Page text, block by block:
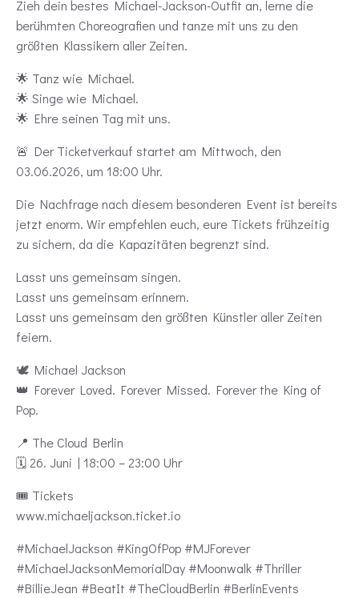
Zieh dein bestes Michael-Jackson-Outfit an, lerne die
berühmten Choreografien und tanze mit uns zu den
größten Klassikern aller Zeiten.
🌟 Tanz wie Michael.
🌟 Singe wie Michael.
🌟 Ehre seinen Tag mit uns.
🚨 Der Ticketverkauf startet am Mittwoch, den
03.06.2026, um 18:00 Uhr.
Die Nachfrage nach diesem besonderen Event ist bereits
jetzt enorm. Wir empfehlen euch, eure Tickets frühzeitig
zu sichern, da die Kapazitäten begrenzt sind.
Lasst uns gemeinsam singen.
Lasst uns gemeinsam erinnern.
Lasst uns gemeinsam den größten Künstler aller Zeiten
feiern.
🕊️ Michael Jackson
👑 Forever Loved. Forever Missed. Forever the King of
Pop.
📍 The Cloud Berlin
🗓️ 26. Juni | 18:00 – 23:00 Uhr
🎟️ Tickets
www.michaeljackson.ticket.io
#MichaelJackson #KingOfPop #MJForever
#MichaelJacksonMemorialDay #Moonwalk #Thriller
#BillieJean #BeatIt #TheCloudBerlin #BerlinEvents